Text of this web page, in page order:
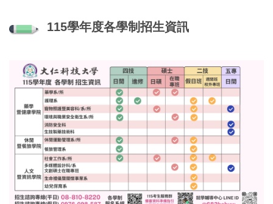
115學年度各學制招生資訊